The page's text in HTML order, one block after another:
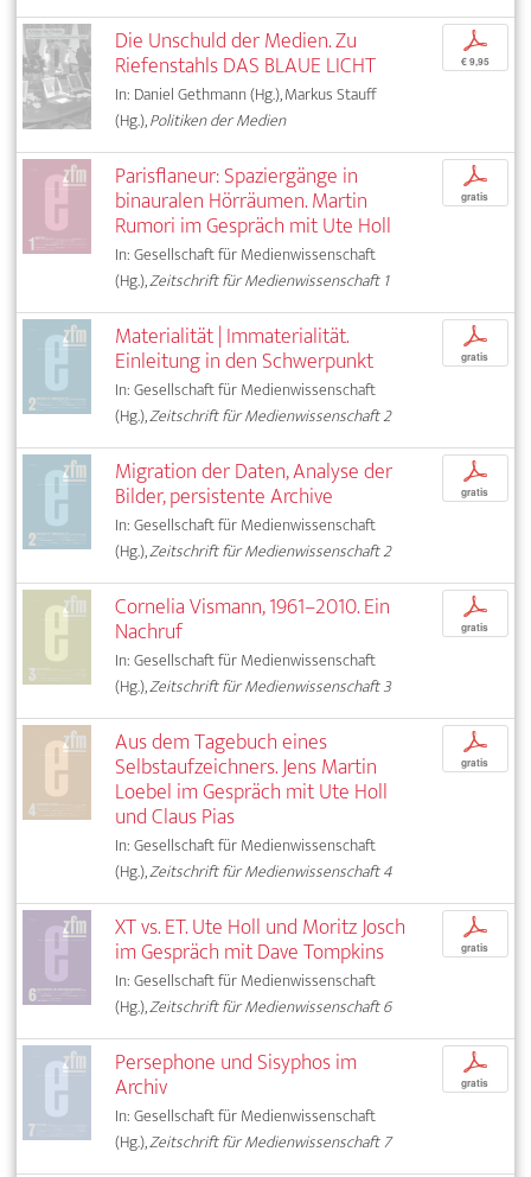
Die Unschuld der Medien. Zu
Riefenstahls DAS BLAUE LICHT
In: Daniel Gethmann (Hg.), Markus Stauff
(Hg.),Politiken der Medien
p
€ 9,95
Parisflaneur: Spaziergänge in
binauralen Hörräumen. Martin
Rumori im Gespräch mit Ute Holl
In: Gesellschaft für Medienwissenschaft
(Hg.),Zeitschrift für Medienwissenschaft 1
p
gratis
Materialität | Immaterialität.
Einleitung in den Schwerpunkt
In: Gesellschaft für Medienwissenschaft
(Hg.),Zeitschrift für Medienwissenschaft 2
p
gratis
Migration der Daten, Analyse der
Bilder, persistente Archive
In: Gesellschaft für Medienwissenschaft
(Hg.),Zeitschrift für Medienwissenschaft 2
p
gratis
Cornelia Vismann, 1961–2010. Ein
Nachruf
In: Gesellschaft für Medienwissenschaft
(Hg.),Zeitschrift für Medienwissenschaft 3
p
gratis
Aus dem Tagebuch eines
Selbstaufzeichners. Jens Martin
Loebel im Gespräch mit Ute Holl
und Claus Pias
In: Gesellschaft für Medienwissenschaft
(Hg.),Zeitschrift für Medienwissenschaft 4
p
gratis
XT vs. ET. Ute Holl und Moritz Josch
im Gespräch mit Dave Tompkins
In: Gesellschaft für Medienwissenschaft
(Hg.),Zeitschrift für Medienwissenschaft 6
p
gratis
Persephone und Sisyphos im
Archiv
In: Gesellschaft für Medienwissenschaft
(Hg.),Zeitschrift für Medienwissenschaft 7
p
gratis